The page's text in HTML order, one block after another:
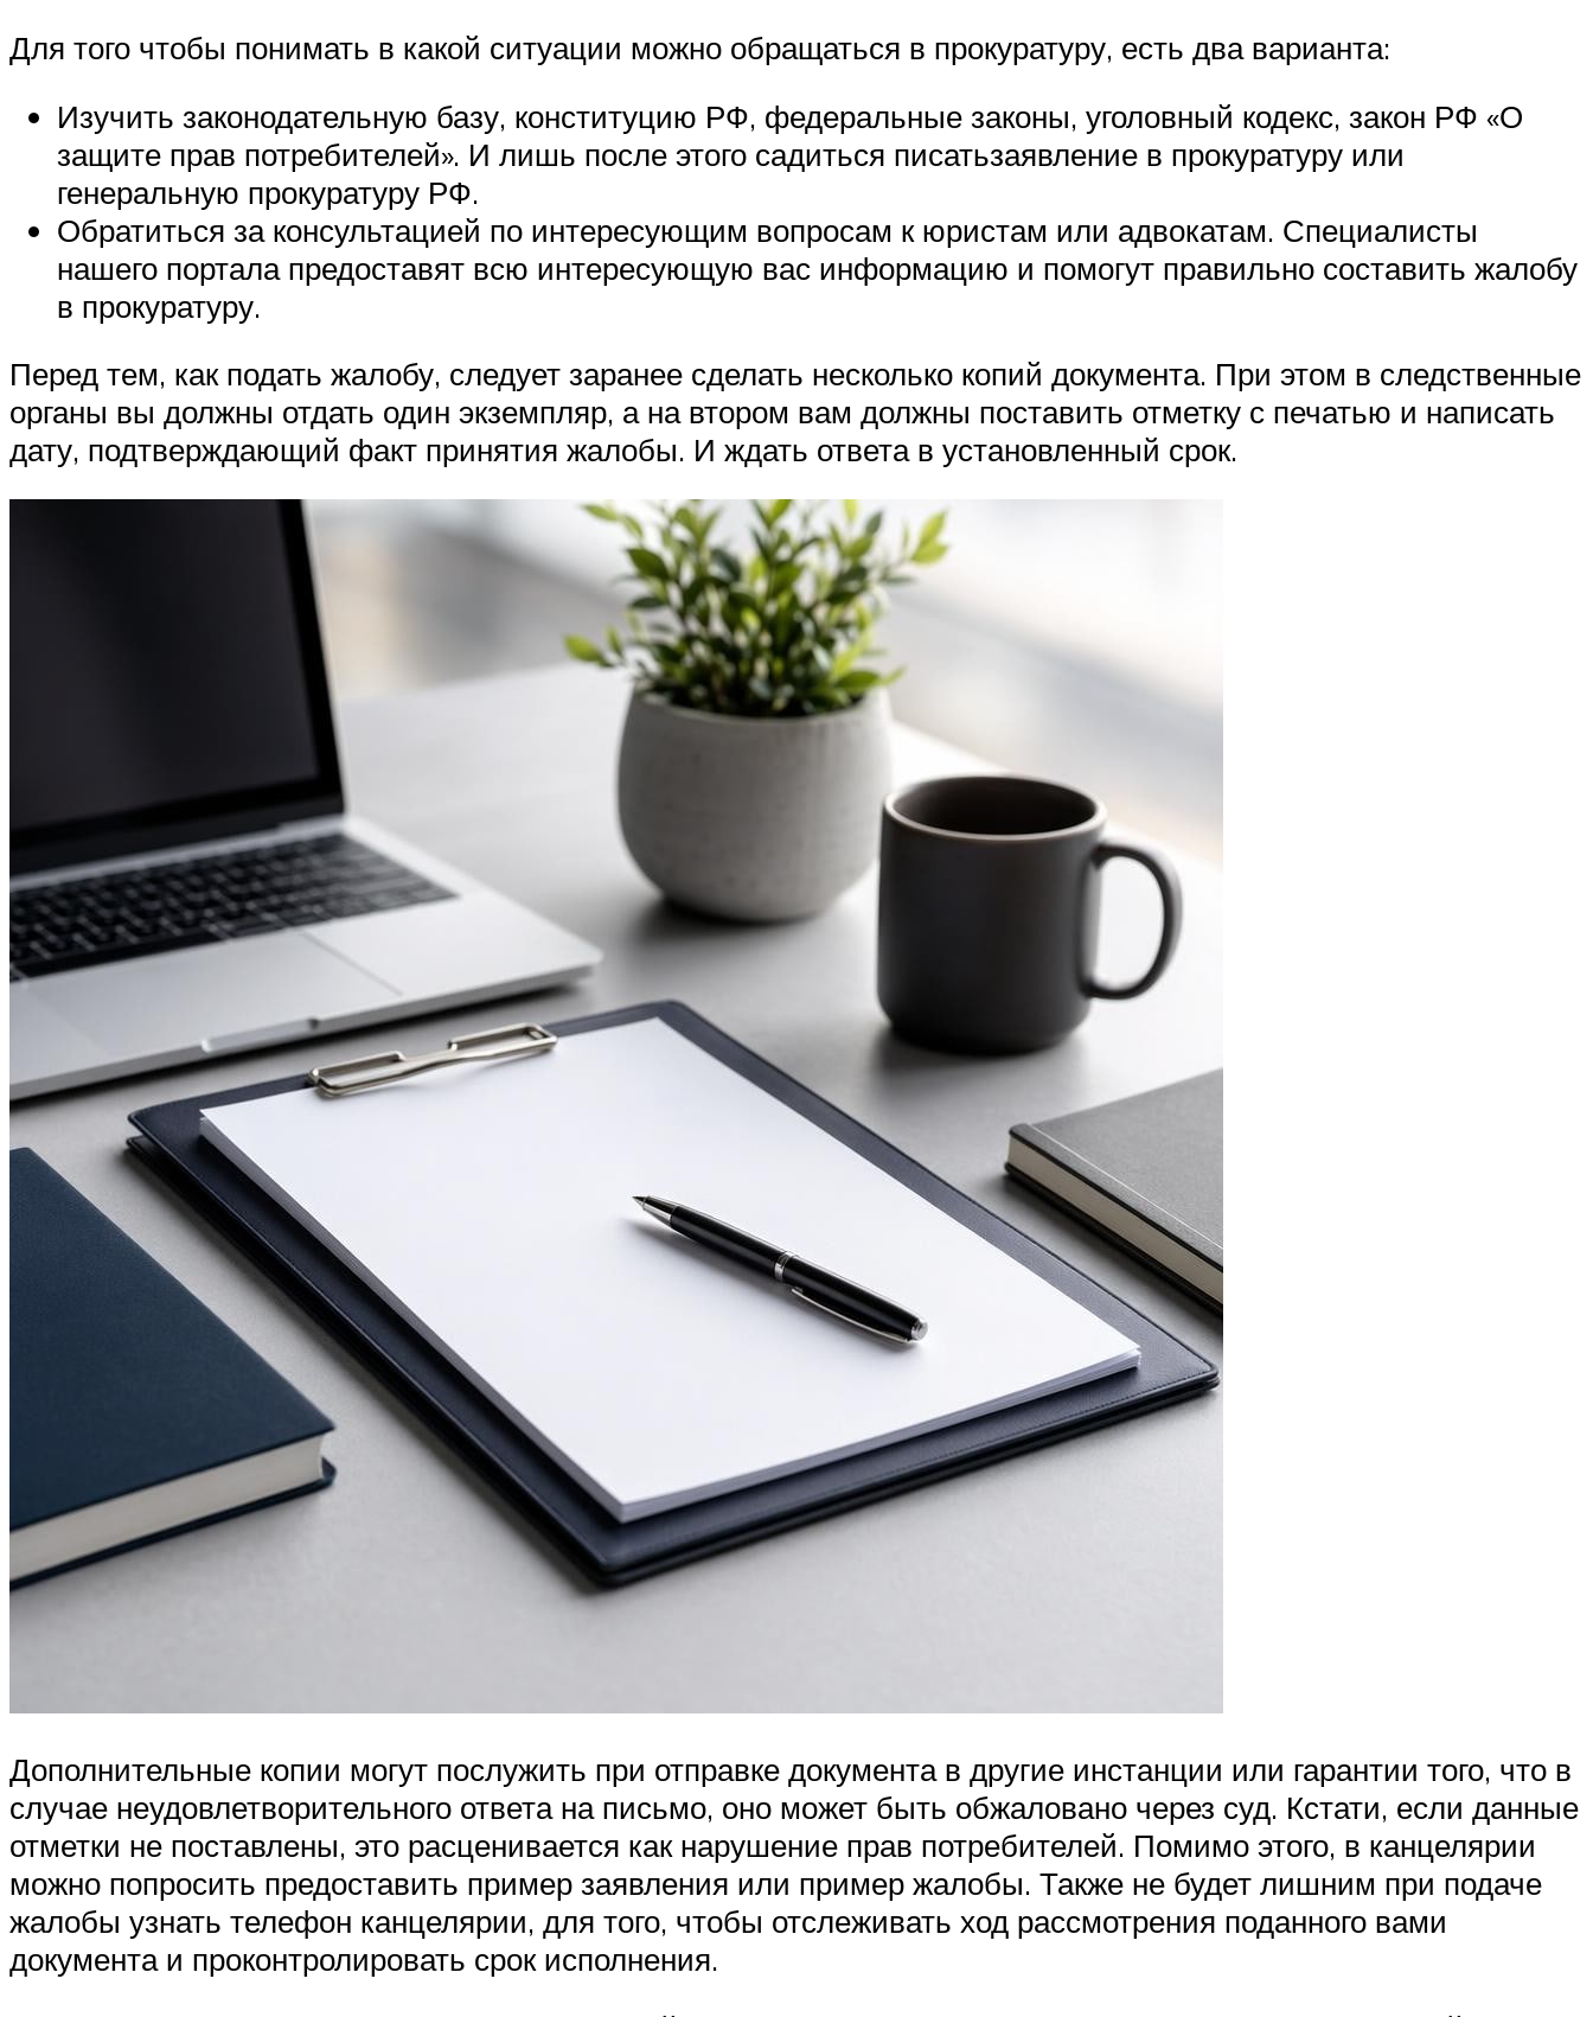
Для того чтобы понимать в какой ситуации можно обращаться в прокуратуру, есть два варианта:
Изучить законодательную базу, конституцию РФ, федеральные законы, уголовный кодекс, закон РФ «О
защите прав потребителей». И лишь после этого садиться писатьзаявление в прокуратуру или
генеральную прокуратуру РФ.
Обратиться за консультацией по интересующим вопросам к юристам или адвокатам. Специалисты
нашего портала предоставят всю интересующую вас информацию и помогут правильно составить жалобу
в прокуратуру.
Перед тем, как подать жалобу, следует заранее сделать несколько копий документа. При этом в следственные
органы вы должны отдать один экземпляр, а на втором вам должны поставить отметку с печатью и написать
дату, подтверждающий факт принятия жалобы. И ждать ответа в установленный срок.
Дополнительные копии могут послужить при отправке документа в другие инстанции или гарантии того, что в
случае неудовлетворительного ответа на письмо, оно может быть обжаловано через суд. Кстати, если данные
отметки не поставлены, это расценивается как нарушение прав потребителей. Помимо этого, в канцелярии
можно попросить предоставить пример заявления или пример жалобы. Также не будет лишним при подаче
жалобы узнать телефон канцелярии, для того, чтобы отслеживать ход рассмотрения поданного вами
документа и проконтролировать срок исполнения.